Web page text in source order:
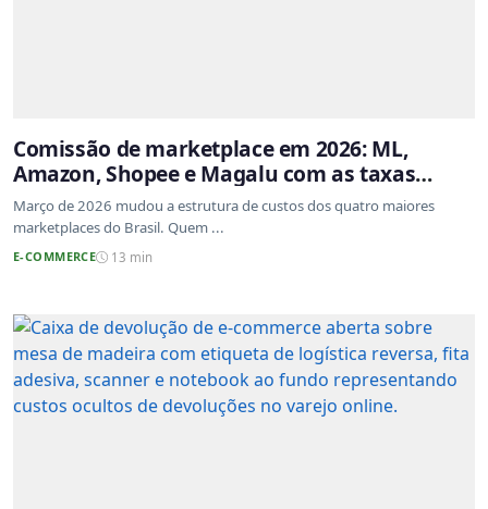
Comissão de marketplace em 2026: ML,
Amazon, Shopee e Magalu com as taxas
atualizadas
Março de 2026 mudou a estrutura de custos dos quatro maiores
marketplaces do Brasil. Quem ...
E-COMMERCE 13 min